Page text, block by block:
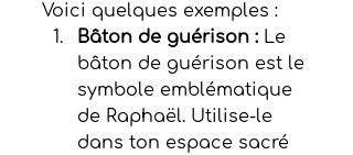
Voici quelques exemples :
Bâton de guérison : Le
bâton de guérison est le
symbole emblématique
de Raphaël. Utilise-le
dans ton espace sacré